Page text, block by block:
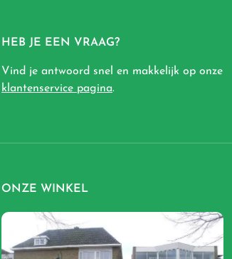
HEB JE EEN VRAAG?
Vind je antwoord snel en makkelijk op onze
klantenservice pagina.
ONZE WINKEL